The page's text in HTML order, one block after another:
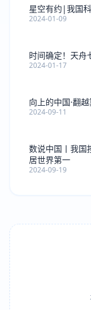
星空有约|我国
2024-01-09
时间确定！天舟
2024-01-17
向上的中国·翻
2024-09-11
数说中国丨我国
居世界第一
2024-09-19